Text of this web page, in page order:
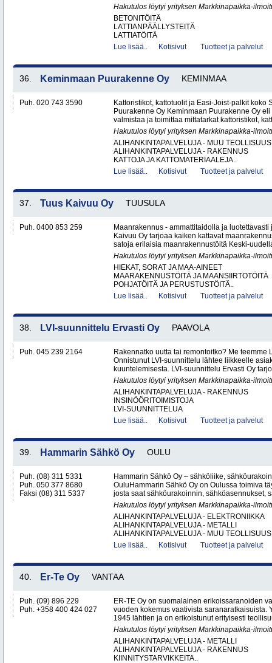
Hakutulos löytyi yrityksen Markkinapaikka-
BETONITÖITÄ
LATTIANPÄÄLLYSTEITÄ
LATTIATÖITÄ
Lue lisää..
Kotisivut Tuotteet ja palvelut
36. Keminmaan Puurakenne Oy KEMINMAA
Puh. 020 743 3590
Kattoristikot, kattotuolit ja Easi-Joist-palkit koko
Puurakenne Oy Keminmaan Puurakenne Oy
valmistaa ja toimittaa mittatarkat kattoristikot,
Hakutulos löytyi yrityksen Markkinapaikka-
ALIHANKINTAPALVELUJA - MUU TEOLLISUUS
ALIHANKINTAPALVELUJA - RAKENNUS
KATTOJA JA KATTOMATERIAALEJA..
Lue lisää..
Kotisivut Tuotteet ja palvelut
37. Tuus Kaivuu Oy TUUSULA
Puh. 0400 853 259
Maanrakennus - ammattitaidolla ja
Kaivuu Oy tarjoaa kaiken kattavat
satoja erilaisia maanrakennustöitä Keski-
Hakutulos löytyi yrityksen Markkinapaikka-
HIEKAT, SORAT JA MAA-AINEET
MAARAKENNUSTÖITÄ JA MAANSIIRTOTÖITÄ
POHJATÖITÄ JA PERUSTUSTÖITÄ..
Lue lisää..
Kotisivut Tuotteet ja palvelut
38. LVI-suunnittelu Ervasti Oy PAAVOLA
Puh. 045 239 2164
Rakennatko uutta tai remontoitko? Me teemme
Onnistunut LVI-suunnittelu lähtee liikkeelle
kuuntelemisesta. LVI-suunnittelu Ervasti Oy
Hakutulos löytyi yrityksen Markkinapaikka-
ALIHANKINTAPALVELUJA - RAKENNUS
INSINÖÖRITOIMISTOJA
LVI-SUUNNITTELUA
Lue lisää..
Kotisivut Tuotteet ja palvelut
39. Hammarin Sähkö Oy OULU
Puh. (08) 311 5331
Puh. 050 377 8680
Faksi (08) 311 5337
Hammarin Sähkö Oy – sähköliike,
OuluHammarin Sähkö Oy on Oulussa toimiva
josta saat sähköurakoinnin, sähköasennukset,
Hakutulos löytyi yrityksen Markkinapaikka-
ALIHANKINTAPALVELUJA - ELEKTRONIIKKA
ALIHANKINTAPALVELUJA - METALLI
ALIHANKINTAPALVELUJA - MUU
Lue lisää..
Kotisivut Tuotteet ja palvelut
40. Er-Te Oy VANTAA
Puh. (09) 896 229
Puh. +358 400 424 027
ER-TE Oy on suomalainen erikoissaranoiden
vuoden kokemus vaativista saranaratkaisuista.
1945 lähtien ja on erikoistunut erityisesti
Hakutulos löytyi yrityksen Markkinapaikka-
ALIHANKINTAPALVELUJA - METALLI
ALIHANKINTAPALVELUJA - RAKENNUS
KIINNITYSTARVIKKEITA..